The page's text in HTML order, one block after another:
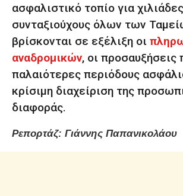
ασφαλιστικό τοπίο για χιλιάδες
συνταξιούχους όλων των
βρίσκονται σε εξέλιξη οι
αναδρομικών, οι
παλαιότερες περιόδους
κρίσιμη διαχείριση της
διαφοράς.
Ρεπορτάζ: Γιάννης Παπανικολάου